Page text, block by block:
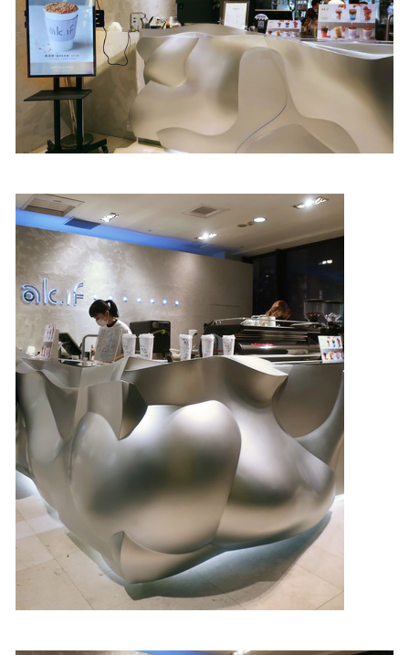
個人著作
活動實況記錄
媒體報導一覽
合作與代言